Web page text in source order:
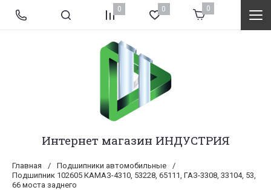
0 0 0
Интернет магазин ИНДУСТРИЯ
Главная / Подшипники автомобильные
/
Подшипник 102605 КАМАЗ-4310, 53228, 65111, ГАЗ-3308, 33104, 53,
66 моста заднего